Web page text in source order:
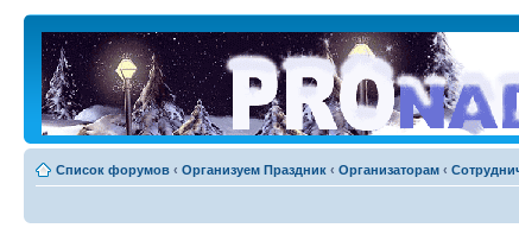
Список форумов ‹ Организуем Праздник ‹ Организаторам ‹